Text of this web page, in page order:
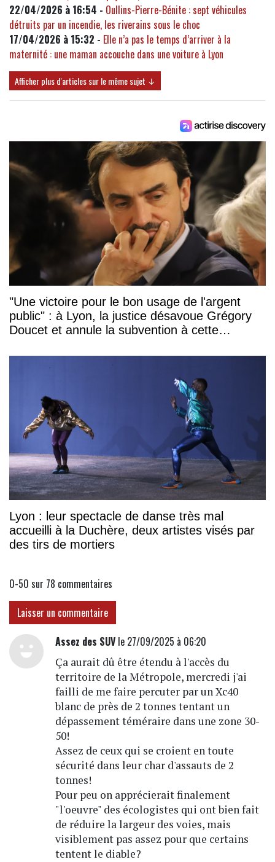
22/04/2026 à 16:54 - Oullins-Pierre-Bénite : sept véhicules
détruits par un incendie, les riverains sous le choc
17/04/2026 à 15:32 - Elle n’a pas le temps d’arriver à la
maternité : une maman accouche dans une voiture à Lyon
Afficher plus d'articles sur le même sujet ↓
"Une victoire pour le bon usage de l'argent
public" : à Lyon, la justice désavoue Grégory
Doucet et annule la subvention à cette
Lyon : leur spectacle de danse très mal
accueilli à la Duchère, deux artistes visés par
des tirs de mortiers
0-50 sur 78 commentaires
Laisser un commentaire
Assez des SUVle 27/09/2025 à 06:20
Ça aurait dû être étendu à l'accès du
territoire de la Métropole, mercredi j'ai
failli de me faire percuter par un Xc40
blanc de près de 2 tonnes tentant un
dépassement téméraire dans une zone 30-
50!
Assez de ceux qui se croient en toute
sécurité dans leur char d'assauts de 2
tonnes!
Pour peu on apprécierait finalement
"l'oeuvre" des écologistes qui ont bien fait
de réduire la largeur des voies, mais
visiblement pas assez pour que certains
tentent le diable?